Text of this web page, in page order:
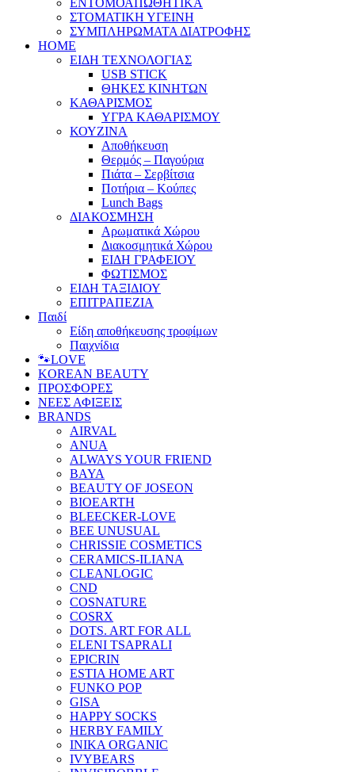
ΕΝΤΟΜΟΑΠΩΘΗΤΙΚΑ
ΣΤΟΜΑΤΙΚΗ ΥΓΕΙΝΗ
ΣΥΜΠΛΗΡΩΜΑΤΑ ΔΙΑΤΡΟΦΗΣ
HOME
ΕΙΔΗ ΤΕΧΝΟΛΟΓΙΑΣ
USB STICK
ΘΗΚΕΣ ΚΙΝΗΤΩΝ
ΚΑΘΑΡΙΣΜΟΣ
ΥΓΡΑ ΚΑΘΑΡΙΣΜΟΥ
ΚΟΥΖΙΝΑ
Αποθήκευση
Θερμός – Παγούρια
Πιάτα – Σερβίτσια
Ποτήρια – Κούπες
Lunch Bags
ΔΙΑΚΟΣΜΗΣΗ
Αρωματικά Χώρου
Διακοσμητικά Χώρου
ΕΙΔΗ ΓΡΑΦΕΙΟΥ
ΦΩΤΙΣΜΟΣ
ΕΙΔΗ ΤΑΞΙΔΙΟΥ
ΕΠΙΤΡΑΠΕΖΙΑ
Παιδί
Είδη αποθήκευσης τροφίμων
Παιχνίδια
🐾LOVE
KOREAN BEAUTY
ΠΡΟΣΦΟΡΕΣ
ΝΕΕΣ ΑΦΙΞΕΙΣ
BRANDS
AIRVAL
ANUA
ALWAYS YOUR FRIEND
BAYA
BEAUTY OF JOSEON
BIOEARTH
BLEECKER-LOVE
BEE UNUSUAL
CHRISSIE COSMETICS
CERAMICS-ILIANA
CLEANLOGIC
CND
COSNATURE
COSRX
DOTS. ART FOR ALL
ELENI TSAPRALI
EPICRIN
ESTIA HOME ART
FUNKO POP
GISA
HAPPY SOCKS
HERBY FAMILY
INIKA ORGANIC
IVYBEARS